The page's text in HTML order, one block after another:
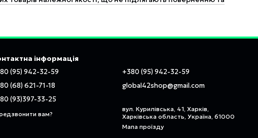
інформація
(95) 942-32-59
(68) 621-71-18
(93)397-33-25
вам?
+380 (95) 942-32-59
global42shop@gmail.com
вул. Курилівська, 41, Харків,
Харківська область, Україна, 61000
Мапа проїзду